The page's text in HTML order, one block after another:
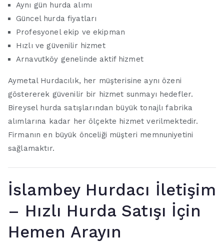
Aynı gün hurda alımı
Güncel hurda fiyatları
Profesyonel ekip ve ekipman
Hızlı ve güvenilir hizmet
Arnavutköy genelinde aktif hizmet
Aymetal Hurdacılık, her müşterisine aynı özeni
göstererek güvenilir bir hizmet sunmayı hedefler.
Bireysel hurda satışlarından büyük tonajlı fabrika
alımlarına kadar her ölçekte hizmet verilmektedir.
Firmanın en büyük önceliği müşteri memnuniyetini
sağlamaktır.
İslambey Hurdacı İletişim
– Hızlı Hurda Satışı İçin
Hemen Arayın